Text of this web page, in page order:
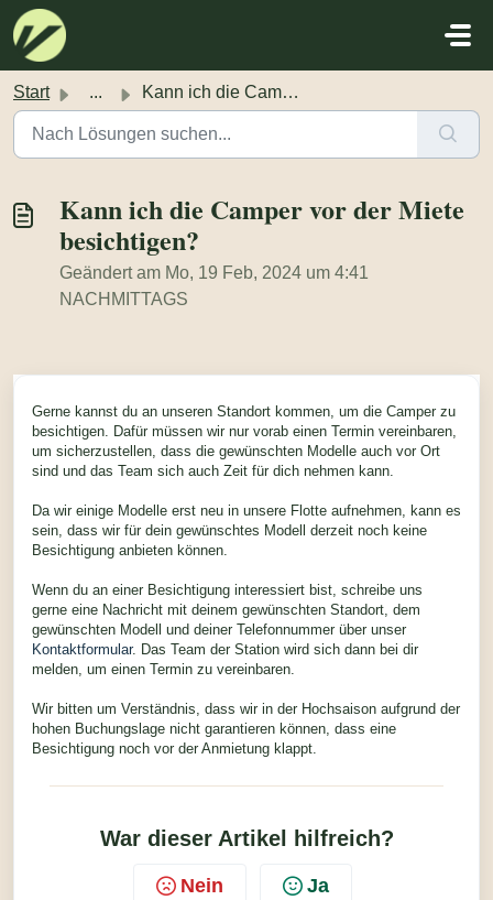
Zum hauptsächlichen Inhalt gehen
Start ... Kann ich die Camper vor der Miete besichtigen?
Kann ich die Camper vor der Miete
besichtigen?
Geändert am Mo, 19 Feb, 2024 um 4:41
NACHMITTAGS
Gerne kannst du an unseren Standort kommen, um die Camper zu
besichtigen. Dafür müssen wir nur vorab einen Termin vereinbaren,
um sicherzustellen, dass die gewünschten Modelle auch vor Ort
sind und das Team sich auch Zeit für dich nehmen kann.
Da wir einige Modelle erst neu in unsere Flotte aufnehmen, kann es
sein, dass wir für dein gewünschtes Modell derzeit noch keine
Besichtigung anbieten können.
Wenn du an einer Besichtigung interessiert bist, schreibe uns
gerne eine Nachricht mit deinem gewünschten Standort, dem
gewünschten Modell und deiner Telefonnummer über unser
Kontaktformular. Das Team der Station wird sich dann bei dir
melden, um einen Termin zu vereinbaren.
Wir bitten um Verständnis, dass wir in der Hochsaison aufgrund der
hohen Buchungslage nicht garantieren können, dass eine
Besichtigung noch vor der Anmietung klappt.
War dieser Artikel hilfreich?
Nein Ja